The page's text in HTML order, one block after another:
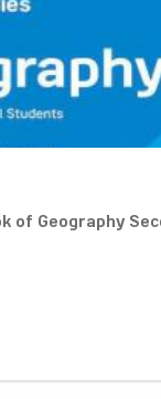
of Geography